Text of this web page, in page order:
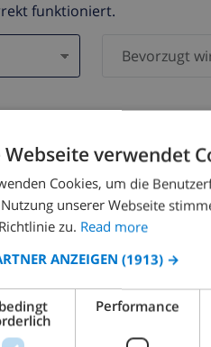
funktioniert.
werden )
Daten werden zu keiner
Webseite verwendet
Cookies, um die
unserer Webseite
zu. Read more
ANZEIGEN (1913) →
Performance